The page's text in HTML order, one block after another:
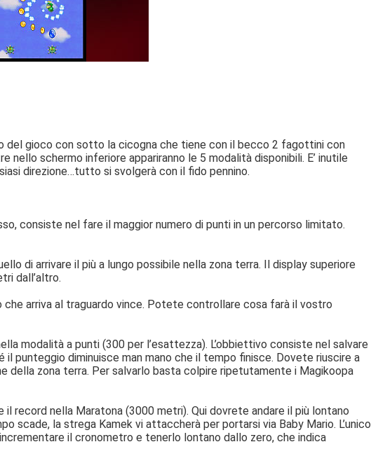
del gioco con sotto la cicogna che tiene con il becco 2 fagottini con
schermo inferiore appariranno le 5 modalità disponibili. E’ inutile
direzione…tutto si svolgerà con il fido pennino.
consiste nel fare il maggior numero di punti in un percorso limitato.
di arrivare il più a lungo possibile nella zona terra. Il display superiore
dall’altro.
arriva al traguardo vince. Potete controllare cosa farà il vostro
modalità a punti (300 per l’esattezza). L’obbiettivo consiste nel salvare
punteggio diminuisce man mano che il tempo finisce. Dovete riuscire a
della zona terra. Per salvarlo basta colpire ripetutamente i Magikoopa
record nella Maratona (3000 metri). Qui dovrete andare il più lontano
scade, la strega Kamek vi attaccherà per portarsi via Baby Mario. L’unico
il cronometro e tenerlo lontano dallo zero, che indica